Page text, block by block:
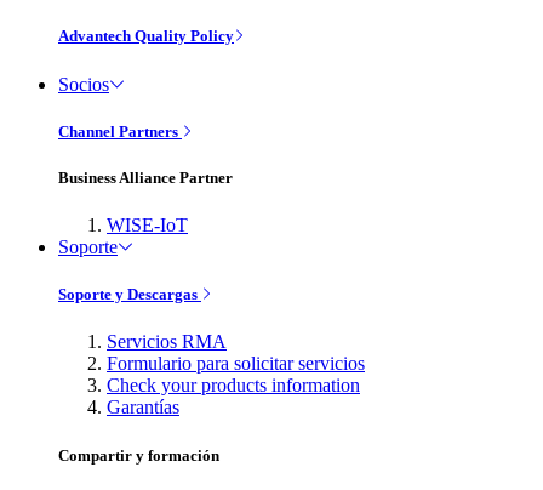
Advantech Quality Policy
Socios
Channel Partners
Business Alliance Partner
WISE-IoT
Soporte
Soporte y Descargas
Servicios RMA
Formulario para solicitar servicios
Check your products information
Garantías
Compartir y formación